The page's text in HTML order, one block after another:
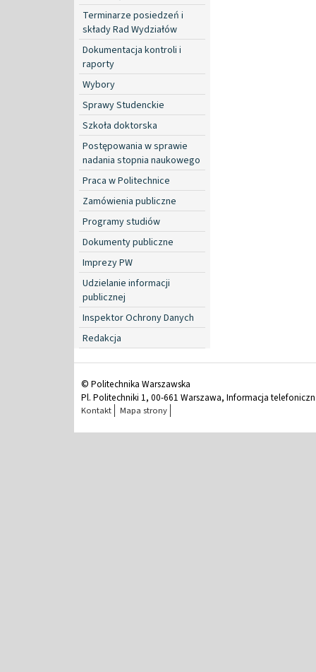
Terminarze posiedzeń i
składy Rad Wydziałów
Dokumentacja kontroli i
raporty
Wybory
Sprawy Studenckie
Szkoła doktorska
Postępowania w sprawie
nadania stopnia naukowego
Praca w Politechnice
Zamówienia publiczne
Programy studiów
Dokumenty publiczne
Imprezy PW
Udzielanie informacji
publicznej
Inspektor Ochrony Danych
Redakcja
© Politechnika Warszawska
Pl. Politechniki 1, 00-661 Warszawa, Informacja
Kontakt Mapa strony